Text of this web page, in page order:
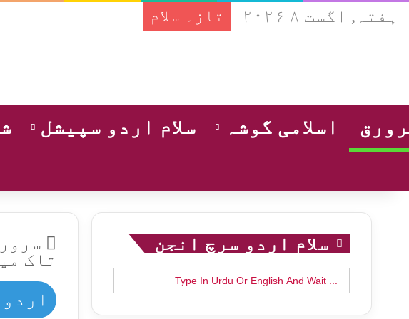
ہفتہ, اگست ۸ ۲۰۲۶ تازہ سلام
اسلامی گوشہ سلام اردو سپیشل
تاک
سلام اردو سرچ انجن
Search
for: